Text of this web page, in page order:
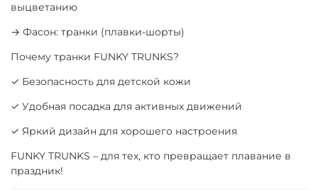
выцветанию
→ Фасон: транки (плавки-шорты)
Почему транки FUNKY TRUNKS?
✓ Безопасность для детской кожи
✓ Удобная посадка для активных движений
✓ Яркий дизайн для хорошего настроения
FUNKY TRUNKS – для тех, кто превращает плавание в
праздник!